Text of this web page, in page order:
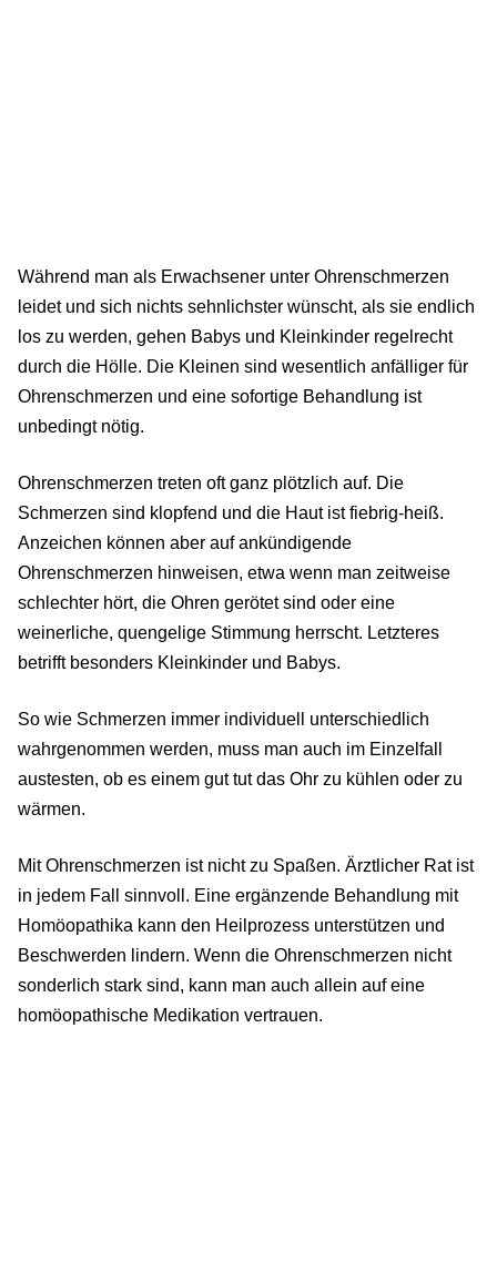
Während man als Erwachsener unter Ohrenschmerzen
leidet und sich nichts sehnlichster wünscht, als sie endlich
los zu werden, gehen Babys und Kleinkinder regelrecht
durch die Hölle. Die Kleinen sind wesentlich anfälliger für
Ohrenschmerzen und eine sofortige Behandlung ist
unbedingt nötig.
Ohrenschmerzen treten oft ganz plötzlich auf. Die
Schmerzen sind klopfend und die Haut ist fiebrig-heiß.
Anzeichen können aber auf ankündigende
Ohrenschmerzen hinweisen, etwa wenn man zeitweise
schlechter hört, die Ohren gerötet sind oder eine
weinerliche, quengelige Stimmung herrscht. Letzteres
betrifft besonders Kleinkinder und Babys.
So wie Schmerzen immer individuell unterschiedlich
wahrgenommen werden, muss man auch im Einzelfall
austesten, ob es einem gut tut das Ohr zu kühlen oder zu
wärmen.
Mit Ohrenschmerzen ist nicht zu Spaßen. Ärztlicher Rat ist
in jedem Fall sinnvoll. Eine ergänzende Behandlung mit
Homöopathika kann den Heilprozess unterstützen und
Beschwerden lindern. Wenn die Ohrenschmerzen nicht
sonderlich stark sind, kann man auch allein auf eine
homöopathische Medikation vertrauen.